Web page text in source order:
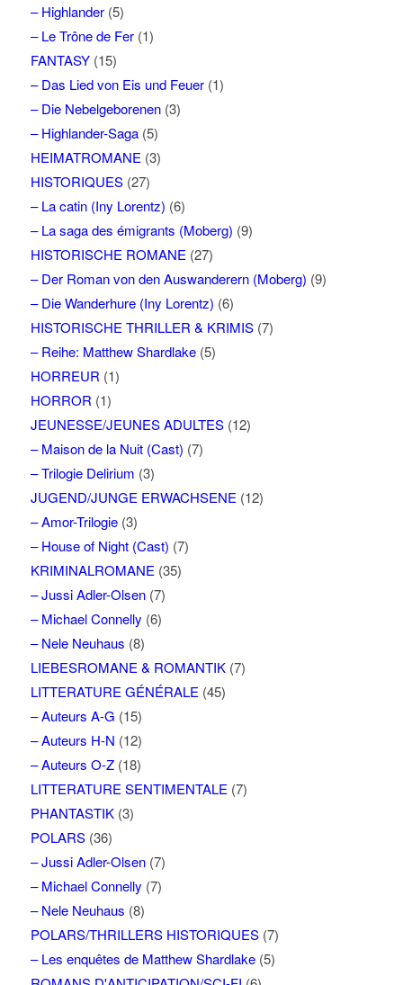
– Highlander(5)
– Le Trône de Fer(1)
FANTASY(15)
– Das Lied von Eis und Feuer(1)
– Die Nebelgeborenen(3)
– Highlander-Saga(5)
HEIMATROMANE (3)
HISTORIQUES(27)
– La catin (Iny Lorentz) (6)
– La saga des émigrants (Moberg) (9)
HISTORISCHE ROMANE (27)
– Der Roman von den Auswanderern (Moberg) (9)
– Die Wanderhure (Iny Lorentz) (6)
HISTORISCHE THRILLER & KRIMIS(7)
– Reihe: Matthew Shardlake(5)
HORREUR (1)
HORROR (1)
JEUNESSE/JEUNES ADULTES(12)
– Maison de la Nuit (Cast) (7)
– Trilogie Delirium (3)
JUGEND/JUNGE ERWACHSENE (12)
– Amor-Trilogie(3)
– House of Night (Cast) (7)
KRIMINALROMANE (35)
– Jussi Adler-Olsen(7)
– Michael Connelly (6)
– Nele Neuhaus (8)
LIEBESROMANE & ROMANTIK(7)
LITTERATURE GÉNÉRALE (45)
– Auteurs A-G (15)
– Auteurs H-N (12)
– Auteurs O-Z(18)
LITTERATURE SENTIMENTALE (7)
PHANTASTIK(3)
POLARS(36)
– Jussi Adler-Olsen(7)
– Michael Connelly (7)
– Nele Neuhaus (8)
POLARS/THRILLERS HISTORIQUES(7)
– Les enquêtes de Matthew Shardlake(5)